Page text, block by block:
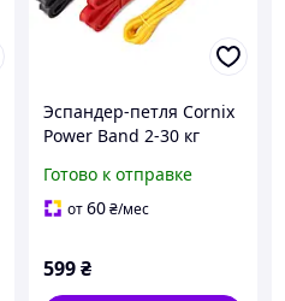
Эспандер-петля Cornix
Power Band 2-30 кг
спорта) набор 3 шт XR-
0090
Готово к отправке
от60₴/мес
599₴